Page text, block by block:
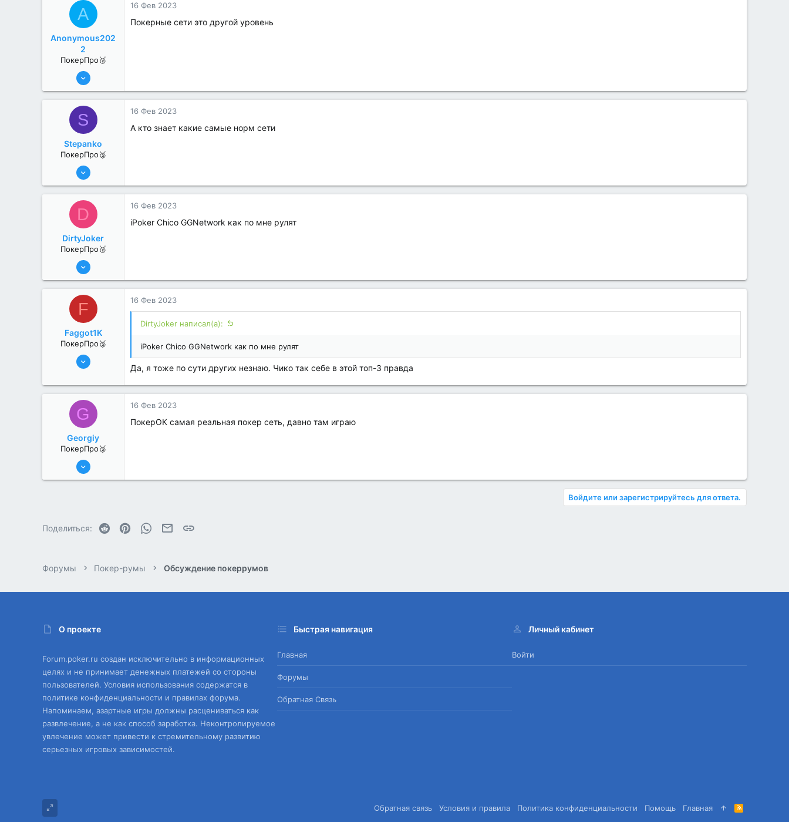
A
Anonymous202
2
ПокерПро🥈
13 Июн 2022
2
16 Фев 2023
Покерные сети это другой уровень
S
Stepanko
ПокерПро🥈
13 Июн 2022
1
16 Фев 2023
А кто знает какие самые норм сети
D
DirtyJoker
ПокерПро🥈
13 Июн 2022
1
16 Фев 2023
iPoker Chico GGNetwork как по мне рулят
F
Faggot1K
ПокерПро🥈
13 Июн 2022
1
16 Фев 2023
DirtyJoker написал(а):
iPoker Chico GGNetwork как по мне рулят
Да, я тоже по сути других незнаю. Чико так себе в этой топ-3 правда
G
Georgiy
ПокерПро🥈
13 Июн 2022
16 Фев 2023
ПокерОК самая реальная покер сеть, давно там играю
Войдите или зарегистрируйтесь для ответа.
Поделиться: Reddit PinterestWhatsAppЭлектронная почта
Форумы Покер-румы Обсуждение покеррумов
О проекте
Forum.poker.ru создан исключительно в информационных
целях и не принимает денежных платежей со стороны
пользователей. Условия использования содержатся в
политике конфиденциальности и правилах форума.
Напоминаем, азартные игры должны расцениваться как
развлечение, а не как способ заработка. Неконтролируемое
увлечение может привести к стремительному развитию
серьезных игровых зависимостей.
Быстрая навигация
Главная
Форумы
Обратная Связь
Личный кабинет
Войти
Обратная связь Условия и правила Политика конфиденциальности Помощь Главная
R
S